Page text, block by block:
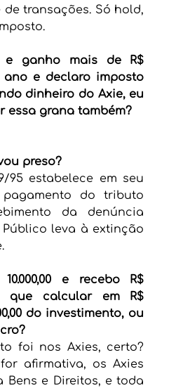
transações. Só hold,
e ganho mais de R$
ano e declaro imposto
dinheiro do Axie, eu
essa grana também?
preso?
95 estabelece em seu
do tributo
da denúncia
leva à extinção
e recebo R$
que calcular em R$
do investimento, ou
foi nos Axies, certo?
afirmativa, os Axies
Bens e Direitos, e toda